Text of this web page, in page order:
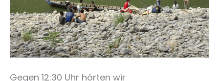
Gegen 12:30 Uhr hörten wir